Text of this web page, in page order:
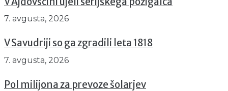
7. avgusta, 2026
V Savudriji so ga zgradili leta 1818
7. avgusta, 2026
Pol milijona za prevoze šolarjev